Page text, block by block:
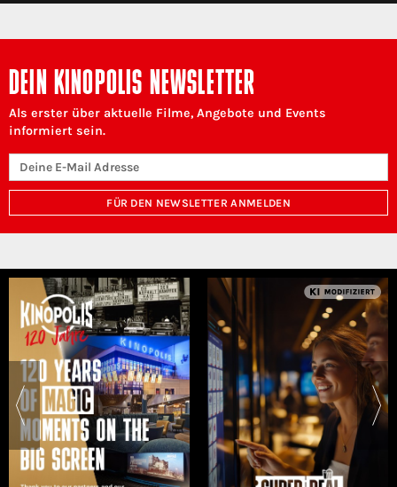
DEIN KINOPOLIS NEWSLETTER
Als erster über aktuelle Filme, Angebote und Events
informiert sein.
FÜR DEN NEWSLETTER ANMELDEN